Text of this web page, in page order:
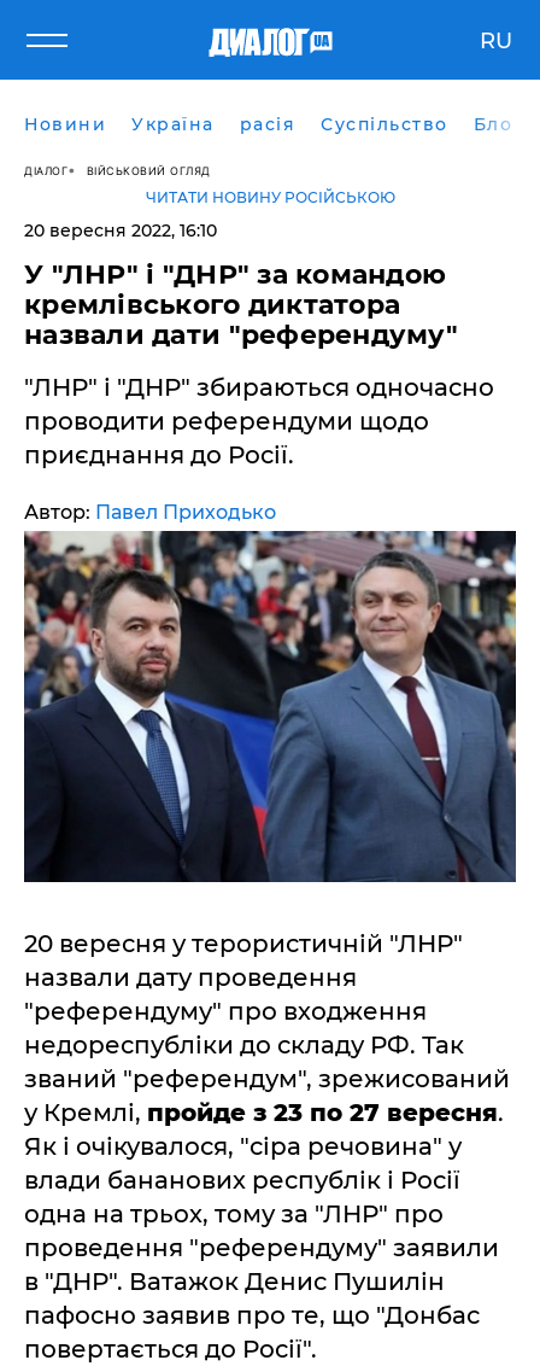
RU
Новини Україна расія Суспільство Блоги
ДІАЛОГ ВІЙСЬКОВИЙ ОГЛЯД
ЧИТАТИ НОВИНУ РОСІЙСЬКОЮ
20 вересня 2022, 16:10
У "ЛНР" і "ДНР" за командою
кремлівського диктатора
назвали дати "референдуму"
"ЛНР" і "ДНР" збираються одночасно
проводити референдуми щодо
приєднання до Росії.
Автор: Павел Приходько
20 вересня у терористичній "ЛНР"
назвали дату проведення
"референдуму" про входження
недореспубліки до складу РФ. Так
званий "референдум", зрежисований
у Кремлі, пройде з 23 по 27 вересня.
Як і очікувалося, "сіра речовина" у
влади бананових республік і Росії
одна на трьох, тому за "ЛНР" про
проведення "референдуму" заявили
в "ДНР". Ватажок Денис Пушилін
пафосно заявив про те, що "Донбас
повертається до Росії".